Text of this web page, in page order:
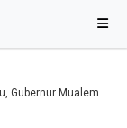
Minta Tambahan Anggaran